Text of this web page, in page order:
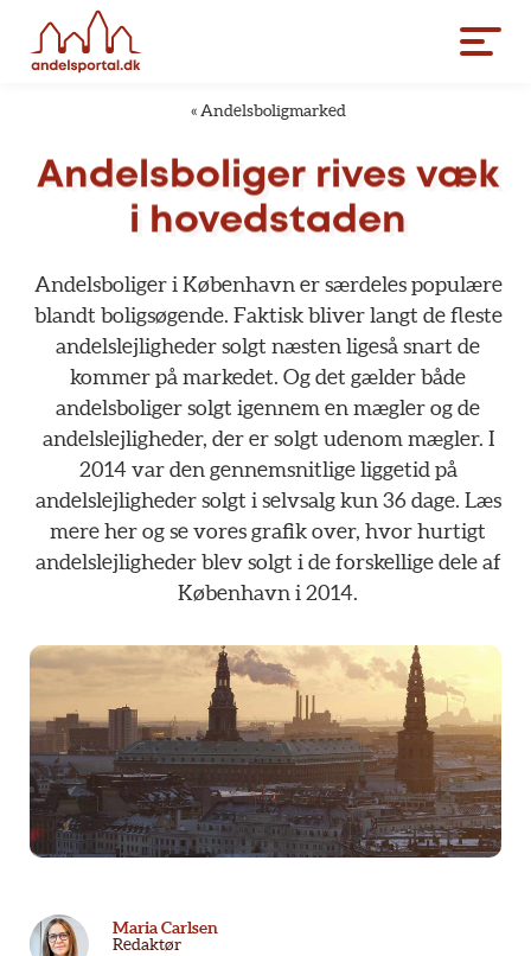
« Andelsboligmarked
Andelsboliger rives væk
i hovedstaden
Andelsboliger i København er særdeles populære
blandt boligsøgende. Faktisk bliver langt de fleste
andelslejligheder solgt næsten ligeså snart de
kommer på markedet. Og det gælder både
andelsboliger solgt igennem en mægler og de
andelslejligheder, der er solgt udenom mægler. I
2014 var den gennemsnitlige liggetid på
andelslejligheder solgt i selvsalg kun 36 dage. Læs
mere her og se vores grafik over, hvor hurtigt
andelslejligheder blev solgt i de forskellige dele af
København i 2014.
Maria Carlsen
Redaktør